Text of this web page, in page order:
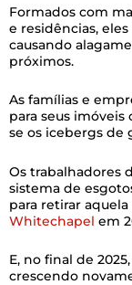
Formados com
e residências,
causando
próximos.
As famílias e
para seus
se os icebergs de
Os trabalhadores
sistema de
para retirar
Whitechapel em
E, no final de
crescendo